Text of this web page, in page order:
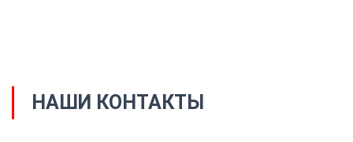
НАШИ КОНТАКТЫ